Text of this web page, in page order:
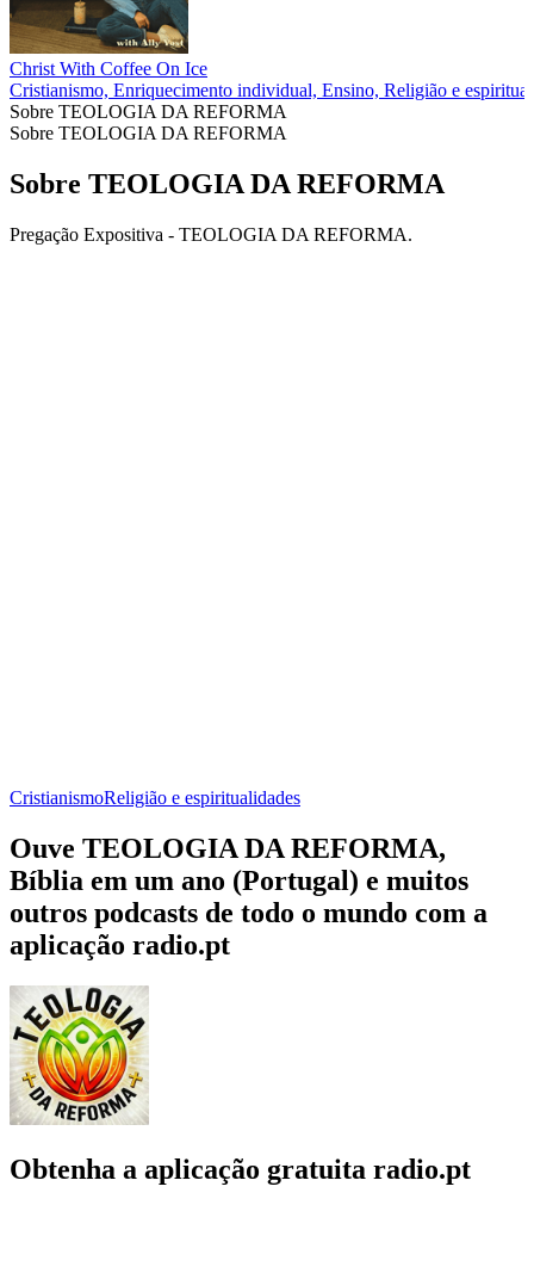
Christ With Coffee On Ice
Cristianismo, Enriquecimento individual, Ensino, Religião e
Sobre TEOLOGIA DA REFORMA
Sobre TEOLOGIA DA REFORMA
Sobre TEOLOGIA DA REFORMA
Pregação Expositiva - TEOLOGIA DA REFORMA.
CristianismoReligião e espiritualidades
Ouve TEOLOGIA DA REFORMA,
Bíblia em um ano (Portugal) e muitos
outros podcasts de todo o mundo com a
aplicação radio.pt
Obtenha a aplicação gratuita radio.pt